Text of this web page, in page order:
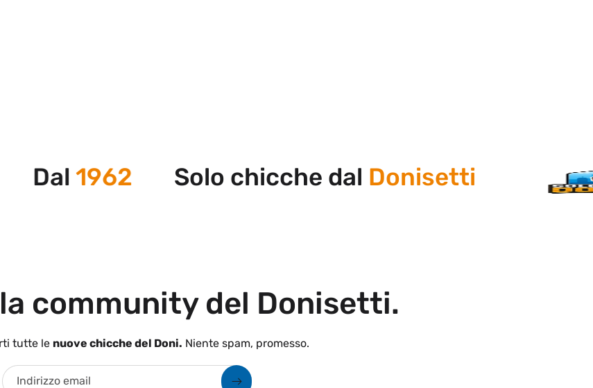
Dal1962 Solo chicche dalDonisetti
community del Donisetti.
tutte le nuove chicche del Doni. Niente spam, promesso.
Indirizzo email